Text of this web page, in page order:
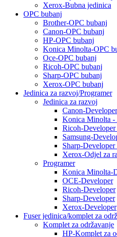
Xerox-Bubna jedinica
OPC bubanj
Brother-OPC bubanj
Canon-OPC bubanj
HP-OPC bubanj
Konica Minolta-OPC
Oce-OPC bubanj
Ricoh-OPC bubanj
Sharp-OPC bubanj
Xerox-OPC bubanj
Jedinica za razvoj/Programer
Jedinica za razvoj
Canon-
Konica Minolta -
Ricoh-
Samsung-
Sharp-
Xerox-Odjel za
Programer
Konica Minolta-
OCE-Developer
Ricoh-Developer
Sharp-Developer
Xerox-Developer
Fuser jedinica/komplet za
Komplet za održavanje
HP-Komplet za